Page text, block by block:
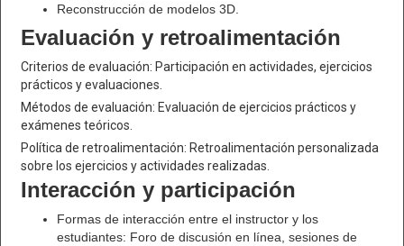
Reconstrucción de modelos 3D.
Evaluación y retroalimentación
Criterios de evaluación: Participación en actividades, ejercicios
prácticos y evaluaciones.
Métodos de evaluación: Evaluación de ejercicios prácticos y
exámenes teóricos.
Política de retroalimentación: Retroalimentación personalizada
sobre los ejercicios y actividades realizadas.
Interacción y participación
Formas de interacción entre el instructor y los
estudiantes: Foro de discusión en línea, sesiones de